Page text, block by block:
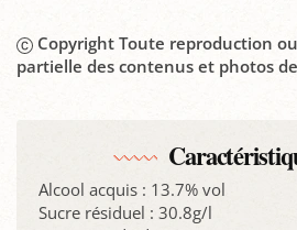
Copyright Toute reproduction
partielle des contenus et photos
Alcool acquis : 13.7% vol
Sucre résiduel : 30.8g/l